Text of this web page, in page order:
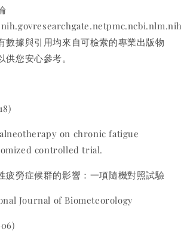
數據與引用均來自可檢索的專業出版物
您安心參考。
on chronic fatigue
controlled trial.
疲勞症候群的影響：一項隨機對照試驗
Journal of Biometeorology